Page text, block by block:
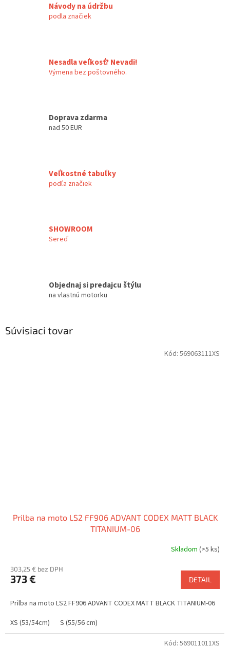
Návody na údržbu
podla značiek
Nesadla veľkosť? Nevadi!
Výmena bez poštovného.
Doprava zdarma
nad 50 EUR
Veľkostné tabuľky
podľa značiek
SHOWROOM
Sereď
Objednaj si predajcu štýlu
na vlastnú motorku
Súvisiaci tovar
Prilba na moto LS2 FF906 ADVANT CODEX MATT BLACK
TITANIUM-06
produktu
je
z
hviezdičiek.
Skladom(>5 ks)
303,25 € bez DPH
373 € DETAIL
Prilba na moto LS2 FF906 ADVANT CODEX MATT BLACK TITANIUM-06
XS (53/54cm)
S (55/56 cm)
Kód: 569063111XS
Kód: 569011011XS